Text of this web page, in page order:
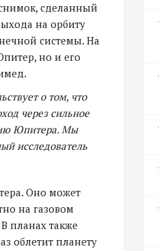
сделанный
на орбиту
системы. На
но и его
о том, что
через сильное
Юпитера. Мы
исследователь
Оно может
на газовом
планах также
облетит планету